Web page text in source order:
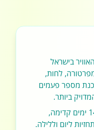
בישראל
לחות,
מספר פעמים
ביותר.
באתר תוכלו למצוא תחזית לעד 14 ימים קדימה,
ליום וללילה.